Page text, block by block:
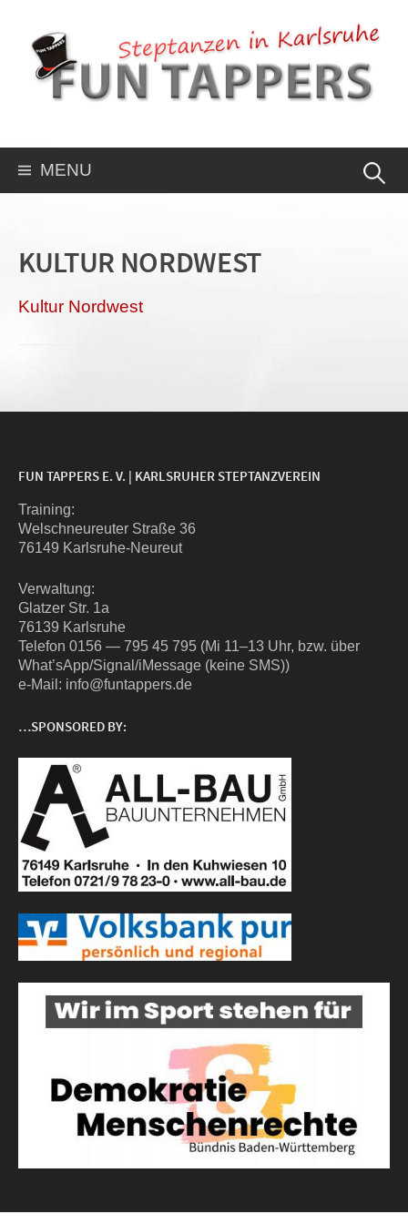
MENU
KULTUR NORDWEST
Kul­tur Nordwest
FUN TAPPERS E. V. | KARLSRUHER STEPTANZVEREIN
Trai­ning:
Wel­sch­neu­reu­ter Stra­ße 36
76149 Karlsruhe-Neureut
Ver­wal­tung:
Glat­zer Str. 1a
76139 Karlsruhe
Tele­fon 0156 — 795 45 795 (Mi 11–13 Uhr, bzw. über
What’sApp/Signal/iMessage (kei­ne SMS))
e‑Mail: info@funtappers.de
…SPONSORED BY: